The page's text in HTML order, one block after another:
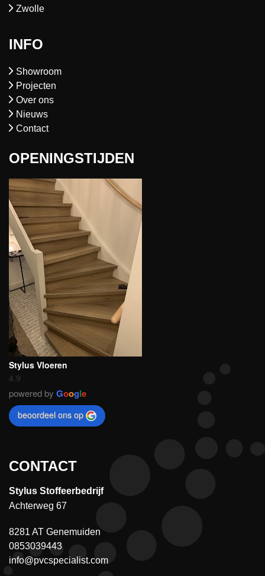
Zwolle
INFO
Showroom
Projecten
Over ons
Nieuws
Contact
OPENINGSTIJDEN
Stylus Vloeren
4.9
powered by Google
beoordeel ons op
CONTACT
Stylus Stoffeerbedrijf
Achterweg 67
8281 AT Genemuiden
0853039443
info@pvcspecialist.com